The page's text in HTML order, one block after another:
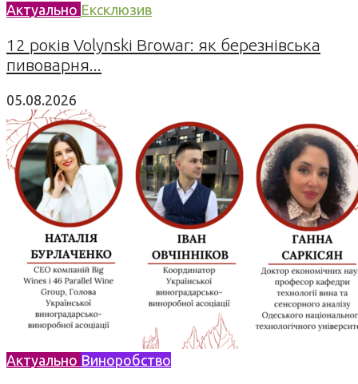
Актуально Ексклюзив
12 років Volynski Browar: як березнівська
пивоварня...
05.08.2026
Актуально Виноробство